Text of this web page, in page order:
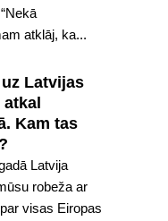
atklāj, ka...
Latvijas
Kam tas
Latvija
robeža ar
visas Eiropas